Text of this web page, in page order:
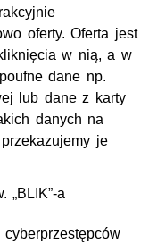
oferty. Oferta jest
w nią, a w
dane np.
lub dane z karty
danych na
je
„BLIK”-a